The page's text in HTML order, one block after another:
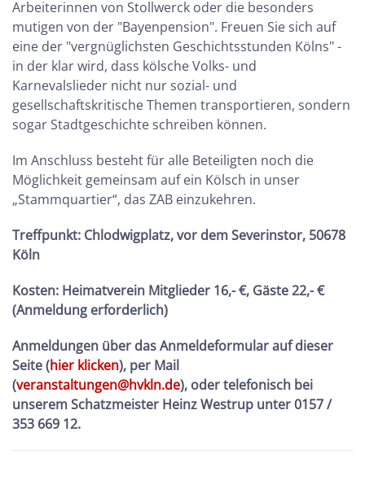
Arbeiterinnen von Stollwerck oder die besonders
mutigen von der "Bayenpension". Freuen Sie sich auf
eine der "vergnüglichsten Geschichtsstunden Kölns" -
in der klar wird, dass kölsche Volks- und
Karnevalslieder nicht nur sozial- und
gesellschaftskritische Themen transportieren, sondern
sogar Stadtgeschichte schreiben können.
Im Anschluss besteht für alle Beteiligten noch die
Möglichkeit gemeinsam auf ein Kölsch in unser
„Stammquartier“, das ZAB einzukehren.
Treffpunkt: Chlodwigplatz, vor dem Severinstor, 50678
Köln
Kosten: Heimatverein Mitglieder 16,- €, Gäste 22,- €
(Anmeldung erforderlich)
Anmeldungen über das Anmeldeformular auf dieser
Seite (hier klicken), per Mail
(veranstaltungen@hvkln.de), oder telefonisch bei
unserem Schatzmeister Heinz Westrup unter 0157 /
353 669 12.